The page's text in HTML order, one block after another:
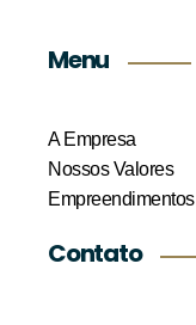
Menu
A Empresa
Nossos Valores
Empreendimentos
Contato